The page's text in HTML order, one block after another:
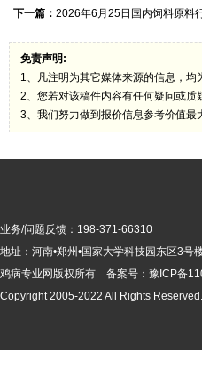
下一篇： 2026年6月25日国内饲料原料
免责声明:
1、凡注明为其它媒体来源的信息，
2、您若对该稿件内容有任何疑问或
3、我们努力做到报价信息参考价值
业务/问题反馈：198-371-66310
地址：河南•郑州•国家大学科技园东区3号
鸡病专业网版权所有 备案号： 豫ICP备
Copyright 2005-2022 All Rights